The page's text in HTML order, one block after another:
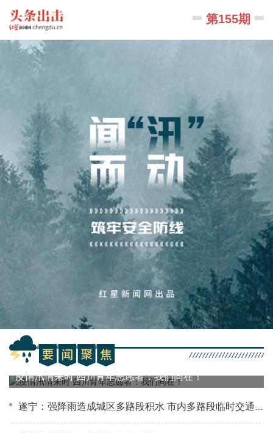
第155期
疫情汛情来时 四川青年志愿者：我们同在！
遂宁：强降雨造成城区多路段积水 市内多路段临时交通管制